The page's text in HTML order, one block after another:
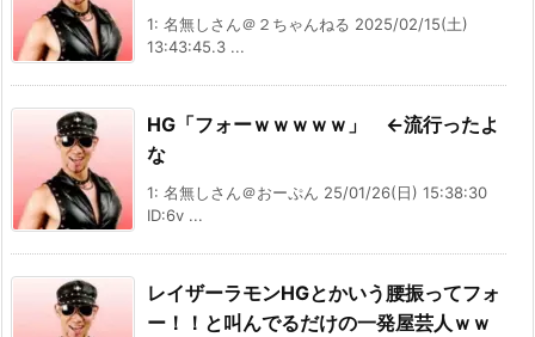
1: 名無しさん＠２ちゃんねる 2025/02/15(土)
13:43:45.3 ...
HG「フォーｗｗｗｗｗ」 ←流行ったよ
な
1: 名無しさん＠おーぷん 25/01/26(日) 15:38:30
ID:6v ...
レイザーラモンHGとかいう腰振ってフォ
ー！！と叫んでるだけの一発屋芸人ｗｗ